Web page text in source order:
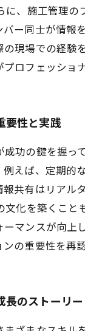
、施工管理
ー同士が情報
現場での経
ロフェッショ
要性と実践
功の鍵を握
えば、定期
共有はリア
化を築くこ
マンスが向
の重要性を再
長のストーリー